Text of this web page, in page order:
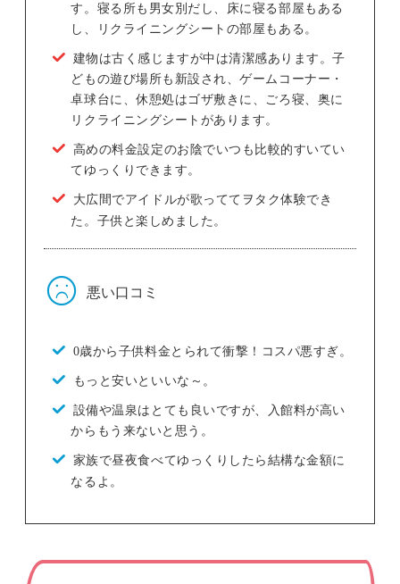
す。寝る所も男女別だし、床に寝る部屋もある
し、リクライニングシートの部屋もある。
建物は古く感じますが中は清潔感あります。子
どもの遊び場所も新設され、ゲームコーナー・
卓球台に、休憩処はゴザ敷きに、ごろ寝、奥に
リクライニングシートがあります。
高めの料金設定のお陰でいつも比較的すいてい
てゆっくりできます。
大広間でアイドルが歌っててヲタク体験でき
た。子供と楽しめました。
悪い口コミ
0歳から子供料金とられて衝撃！コスパ悪すぎ。
もっと安いといいな～。
設備や温泉はとても良いですが、入館料が高い
からもう来ないと思う。
家族で昼夜食べてゆっくりしたら結構な金額に
なるよ。